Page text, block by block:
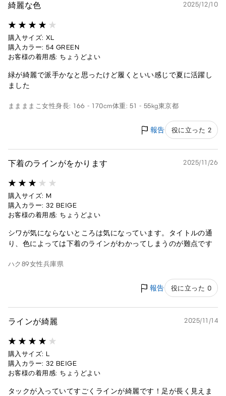
綺麗な色 2025/12/10
購入サイズ: XL
購入カラー: 54 GREEN
お客様の着用感: ちょうどよい
緑が綺麗で派手かなと思ったけど履くといい感じで夏に活躍し
ました
ままままこ女性身長: 166 - 170cm体重: 51 - 55kg東京都
報告 役に立った 2
下着のラインがをかります 2025/11/26
購入サイズ: M
購入カラー: 32 BEIGE
お客様の着用感: ちょうどよい
シワが気にならないところは気になっています。タイトルの通
り、色によっては下着のラインがわかってしまうのが難点です
ハク89女性兵庫県
報告 役に立った 0
ラインが綺麗 2025/11/14
購入サイズ: L
購入カラー: 32 BEIGE
お客様の着用感: ちょうどよい
タックが入っていてすごくラインが綺麗です！足が長く見えま